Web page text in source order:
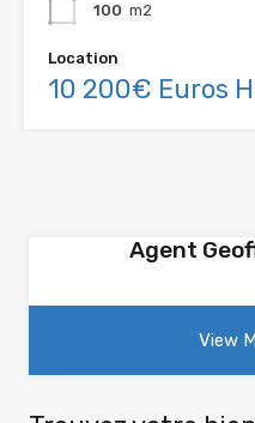
100 m2
Location
10 200€ Euros
Agent
View